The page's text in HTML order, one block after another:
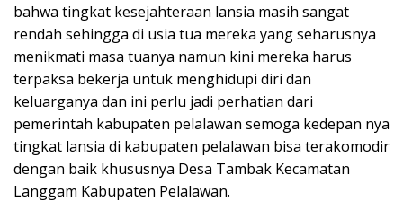
bahwa tingkat kesejahteraan lansia masih sangat
rendah sehingga di usia tua mereka yang seharusnya
menikmati masa tuanya namun kini mereka harus
terpaksa bekerja untuk menghidupi diri dan
keluarganya dan ini perlu jadi perhatian dari
pemerintah kabupaten pelalawan semoga kedepan nya
tingkat lansia di kabupaten pelalawan bisa terakomodir
dengan baik khususnya Desa Tambak Kecamatan
Langgam Kabupaten Pelalawan.